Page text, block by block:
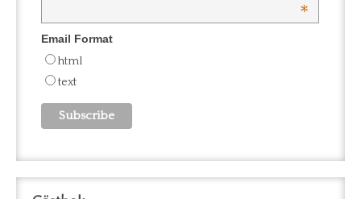
*
Email Format
html
text